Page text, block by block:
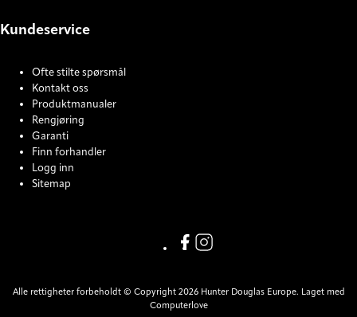
Kundeservice
Ofte stilte spørsmål
Kontakt oss
Produktmanualer
Rengjøring
Garanti
Finn forhandler
Logg inn
Sitemap
Facebook
Instagram
Alle rettigheter forbeholdt © Copyright 2026 Hunter Douglas Europe. Laget med
Computerlove